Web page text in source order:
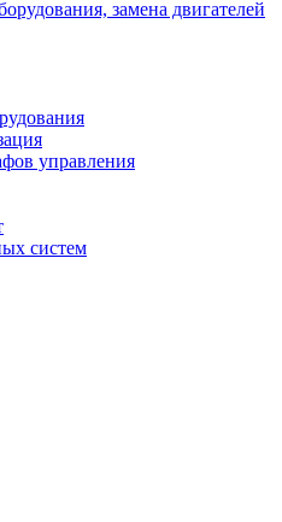
замена двигателей
управления
систем